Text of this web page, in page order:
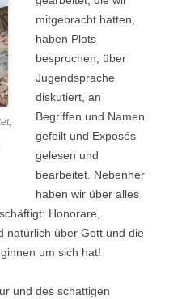
mitgebracht hatten,
haben Plots
besprochen, über
Jugendsprache
diskutiert, an
Begriffen und Namen
gefeilt und Exposés
gelesen und
bearbeitet. Nebenher
haben wir über alles
Honorare,
natürlich über Gott und die
um sich hat!
und des schattigen